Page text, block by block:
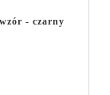
- czarny